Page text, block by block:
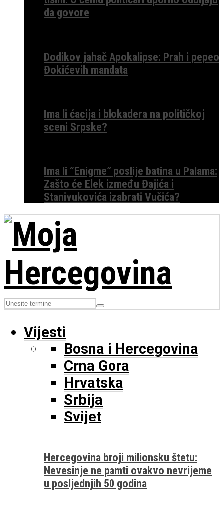
da govore
Dodikov jahač Apokalipse: Prah i pepeo
Đokićevih mandata
Ima li ćacija i blokadera na političkoj
sceni Srpske?
Ima li “Enigme” poslije batina u Palama:
Zašto će Elek između Đajića i
Stanivukovića izabrati Vučića?
Vijesti
Bosna i Hercegovina
Crna Gora
Hrvatska
Srbija
Svijet
Hercegovina broji milionsku štetu:
Nevesinje ne pamti ovakvo nevrijeme
u posljednjih 50 godina